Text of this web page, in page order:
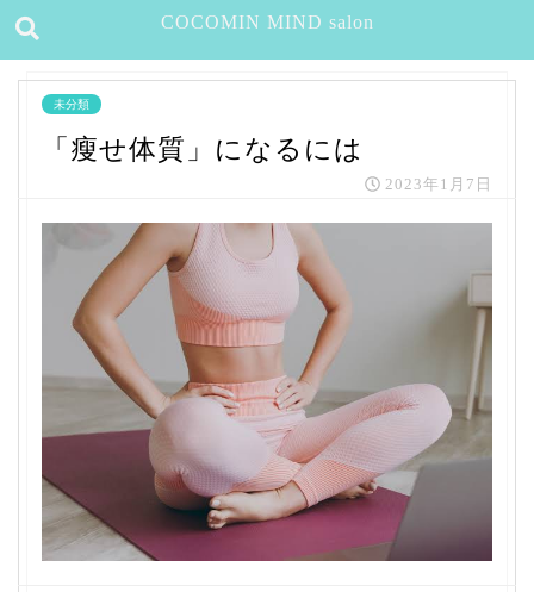
COCOMIN MIND salon
未分類
「瘦せ体質」になるには
2023年1月7日